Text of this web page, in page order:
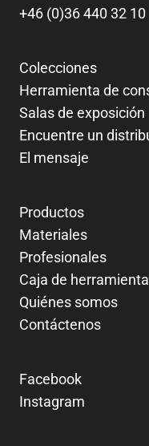
+46 (0)36 440 32 10
Colecciones
Herramienta de
Salas de exposición
Encuentre un
El mensaje
Productos
Materiales
Profesionales
Caja de
Quiénes somos
Contáctenos
Facebook
Instagram